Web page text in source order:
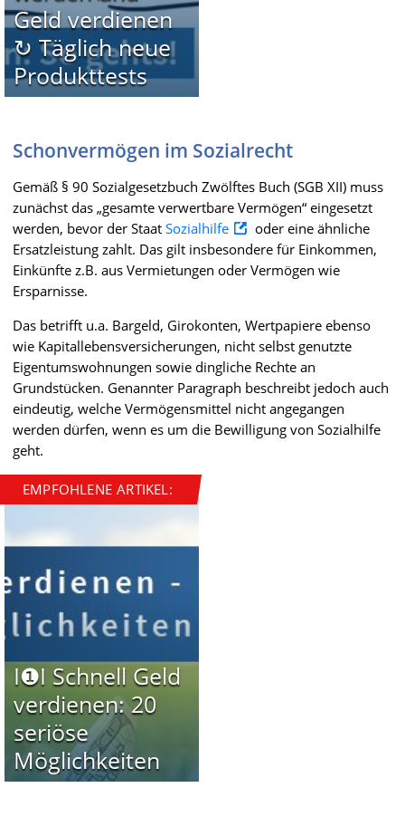
Geld verdienen
↻ Täglich neue
Produkttests
Schonvermögen im Sozialrecht
Gemäß § 90 Sozialgesetzbuch Zwölftes Buch (SGB XII) muss
zunächst das „gesamte verwertbare Vermögen“ eingesetzt
werden, bevor der Staat Sozialhilfe
oder eine ähnliche
Ersatzleistung zahlt. Das gilt insbesondere für Einkommen,
Einkünfte z.B. aus Vermietungen oder Vermögen wie
Ersparnisse.
Das betrifft u.a. Bargeld, Girokonten, Wertpapiere ebenso
wie Kapitallebensversicherungen, nicht selbst genutzte
Eigentumswohnungen sowie dingliche Rechte an
Grundstücken. Genannter Paragraph beschreibt jedoch auch
eindeutig, welche Vermögensmittel nicht angegangen
werden dürfen, wenn es um die Bewilligung von Sozialhilfe
geht.
EMPFOHLENE ARTIKEL:
I❶I Schnell Geld
verdienen: 20
seriöse
Möglichkeiten